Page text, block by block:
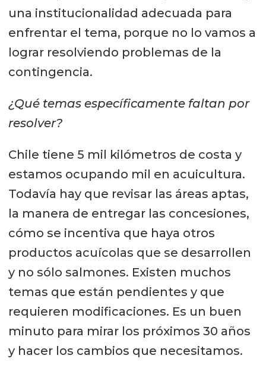
una institucionalidad adecuada para
enfrentar el tema, porque no lo vamos a
lograr resolviendo problemas de la
contingencia.
¿Qué temas específicamente faltan por
resolver?
Chile tiene 5 mil kilómetros de costa y
estamos ocupando mil en acuicultura.
Todavía hay que revisar las áreas aptas,
la manera de entregar las concesiones,
cómo se incentiva que haya otros
productos acuícolas que se desarrollen
y no sólo salmones. Existen muchos
temas que están pendientes y que
requieren modificaciones. Es un buen
minuto para mirar los próximos 30 años
y hacer los cambios que necesitamos.